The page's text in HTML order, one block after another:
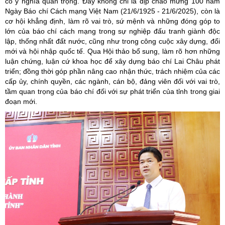
Ngày Báo chí Cách mạng Việt Nam (21/6/1925 - 21/6/2025), còn là
cơ hội khẳng định, làm rõ vai trò, sứ mệnh và những đóng góp to
lớn của báo chí cách mạng trong sự nghiệp đấu tranh giành độc
lập, thống nhất đất nước, cũng như trong công cuộc xây dựng, đổi
mới và hội nhập quốc tế. Qua Hội thảo bổ sung, làm rõ hơn những
luận chứng, luận cứ khoa học để xây dựng báo chí Lai Châu phát
triển; đồng thời góp phần nâng cao nhận thức, trách nhiệm của các
cấp ủy, chính quyền, các ngành, cán bộ, đảng viên đối với vai trò,
tầm quan trọng của báo chí đối với sự phát triển của tỉnh trong giai
đoạn mới.